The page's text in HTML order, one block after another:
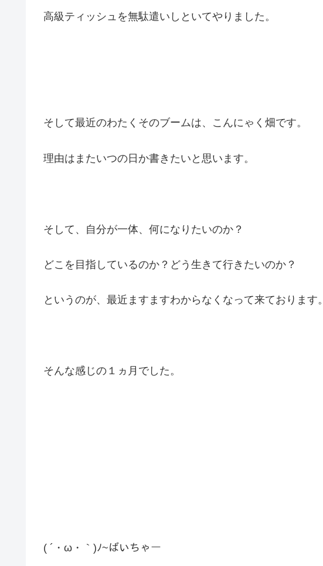
高級ティッシュを無駄遣いしといてやりました。
そして最近のわたくそのブームは、こんにゃく畑です。
理由はまたいつの日か書きたいと思います。
そして、自分が一体、何になりたいのか？
どこを目指しているのか？どう生きて行きたいのか？
というのが、最近ますますわからなくなって来ております。
そんな感じの１ヵ月でした。
( ´・ω・｀)ﾉ~ばいちゃー